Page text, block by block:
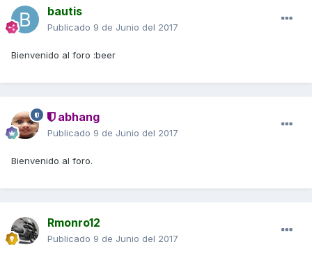
bautis
Publicado 9 de Junio del 2017
Bienvenido al foro :beer
abhang
Publicado 9 de Junio del 2017
Bienvenido al foro.
Rmonro12
Publicado 9 de Junio del 2017